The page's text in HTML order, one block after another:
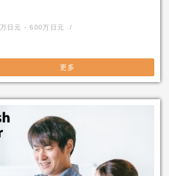
日元 - 600万日元 /
更多